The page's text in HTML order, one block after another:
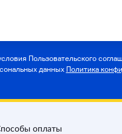
Пользовательского
данных Политика
оплаты